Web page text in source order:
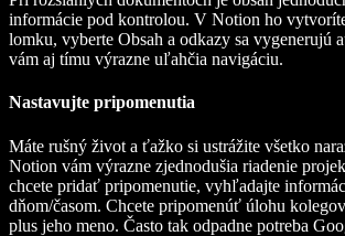
informácie pod kontrolou. V Notion ho
lomku, vyberte Obsah a odkazy sa vygenerujú
vám aj tímu výrazne uľahčia navigáciu.
Nastavujte pripomenutia
Máte rušný život a ťažko si ustrážite všetko
Notion vám výrazne zjednodušia riadenie
chcete pridať pripomenutie, vyhľadajte
dňom/časom. Chcete pripomenúť úlohu
plus jeho meno. Často tak odpadne potreba